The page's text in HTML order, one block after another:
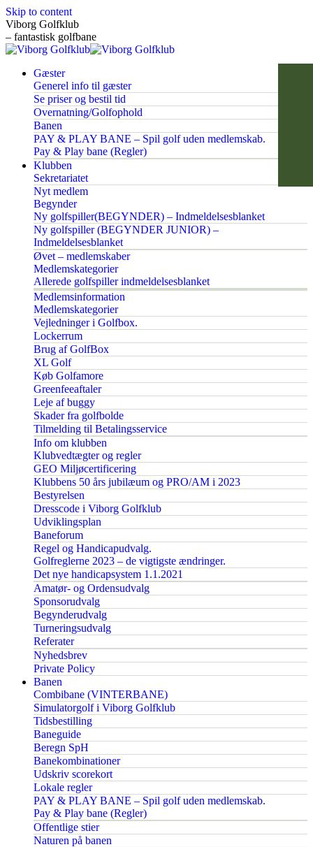
Skip to content
Viborg Golfklub
– fantastisk golfbane
Gæster
Generel info til gæster
Se priser og bestil tid
Overnatning/Golfophold
Banen
PAY & PLAY BANE – Spil golf uden medlemskab.
Pay & Play bane (Regler)
Klubben
Sekretariatet
Nyt medlem
Begynder
Ny golfspiller(BEGYNDER) – Indmeldelsesblanket
Ny golfspiller (BEGYNDER JUNIOR) –
Indmeldelsesblanket
Øvet – medlemskaber
Medlemskategorier
Allerede golfspiller indmeldelsesblanket
Medlemsinformation
Medlemskategorier
Vejledninger i Golfbox.
Lockerrum
Brug af GolfBox
XL Golf
Køb Golfamore
Greenfeeaftaler
Leje af buggy
Skader fra golfbolde
Tilmelding til Betalingsservice
Info om klubben
Klubvedtægter og regler
GEO Miljøcertificering
Klubbens 50 års jubilæum og PRO/AM i 2023
Bestyrelsen
Dresscode i Viborg Golfklub
Udviklingsplan
Baneforum
Regel og Handicapudvalg.
Golfreglerne 2023 – de vigtigste ændringer.
Det nye handicapsystem 1.1.2021
Amatør- og Ordensudvalg
Sponsorudvalg
Begynderudvalg
Turneringsudvalg
Referater
Nyhedsbrev
Private Policy
Banen
Combibane (VINTERBANE)
Simulatorgolf i Viborg Golfklub
Tidsbestilling
Baneguide
Beregn SpH
Banekombinationer
Udskriv scorekort
Lokale regler
PAY & PLAY BANE – Spil golf uden medlemskab.
Pay & Play bane (Regler)
Offentlige stier
Naturen på banen